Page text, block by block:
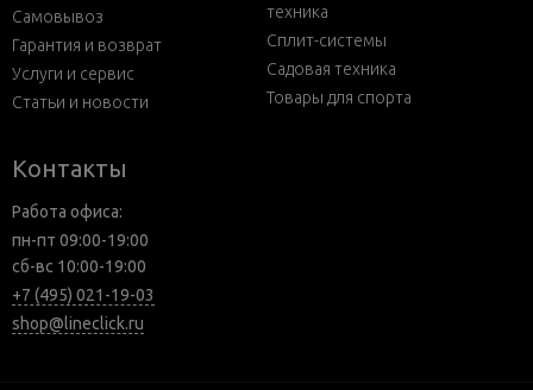
Самовывоз
Гарантия и возврат
Услуги и сервис
Статьи и новости
техника
Сплит-системы
Садовая техника
Товары для спорта
Контакты
Работа офиса:
пн-пт 09:00-19:00
сб-вс 10:00-19:00
+7 (495) 021-19-03
shop@lineclick.ru